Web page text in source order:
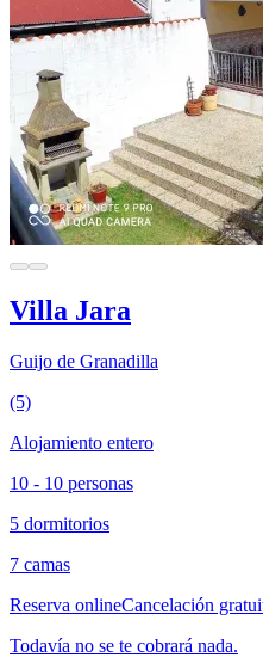
Villa Jara
Guijo de Granadilla
(5)
Alojamiento entero
10 - 10 personas
5 dormitorios
7 camas
Reserva onlineCancelación
Todavía no se te cobrará nada.